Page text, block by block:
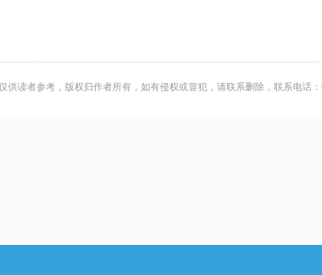
供读者参考，版权归作者所有，如有侵权或冒犯，请联系删除，联系电话